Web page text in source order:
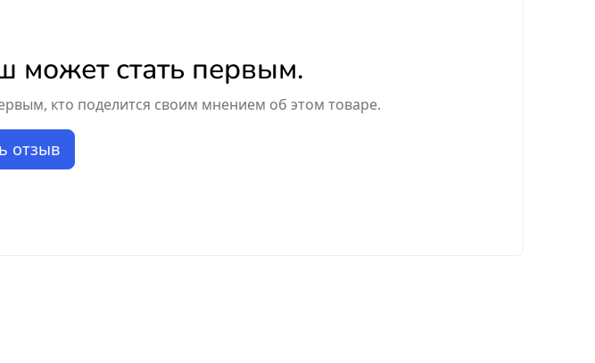
стать первым.
кто поделится своим мнением об этом товаре.
отзыв